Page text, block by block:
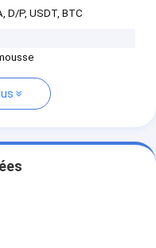
D/P, USDT, BTC